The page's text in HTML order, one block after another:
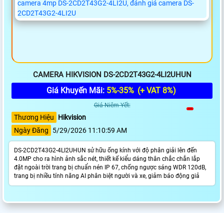
CAMERA HIKVISION DS-2CD2T43G2-4LI2UHUN
Giá Khuyến Mãi: 5%-35% (+ VAT 8%)
Giá Niêm Yết:
Thương Hiệu
Hikvision
Ngày Đăng
5/29/2026 11:10:59 AM
DS-2CD2T43G2-4LI2UHUN sử hữu ống kính với độ phân giải lên đến
4.0MP cho ra hình ảnh sắc nét, thiết kế kiểu dáng thân chắc chắn lắp
đặt ngoài trời trang bị chuẩn nén IP 67, chống ngược sáng WDR 120dB,
trang bị nhiều tính năng AI phân biệt người và xe, giảm báo động giả